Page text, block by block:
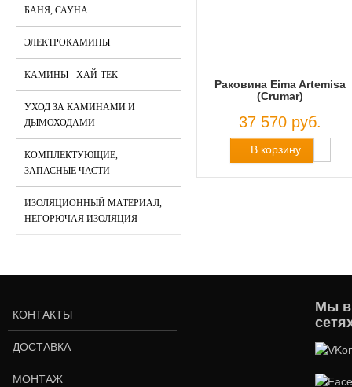
БАНЯ, САУНА
ЭЛЕКТРОКАМИНЫ
КАМИНЫ - ХАЙ-ТЕК
УХОД ЗА КАМИНАМИ И
ДЫМОХОДАМИ
КОМПЛЕКТУЮЩИЕ,
ЗАПАСНЫЕ ЧАСТИ
ИЗОЛЯЦИОННЫЙ МАТЕРИАЛ,
НЕГОРЮЧАЯ ИЗОЛЯЦИЯ
Раковина Eima Artemisa
(Crumar)
37 570 руб.
В корзину
КОНТАКТЫ
ДОСТАВКА
МОНТАЖ
Мы в